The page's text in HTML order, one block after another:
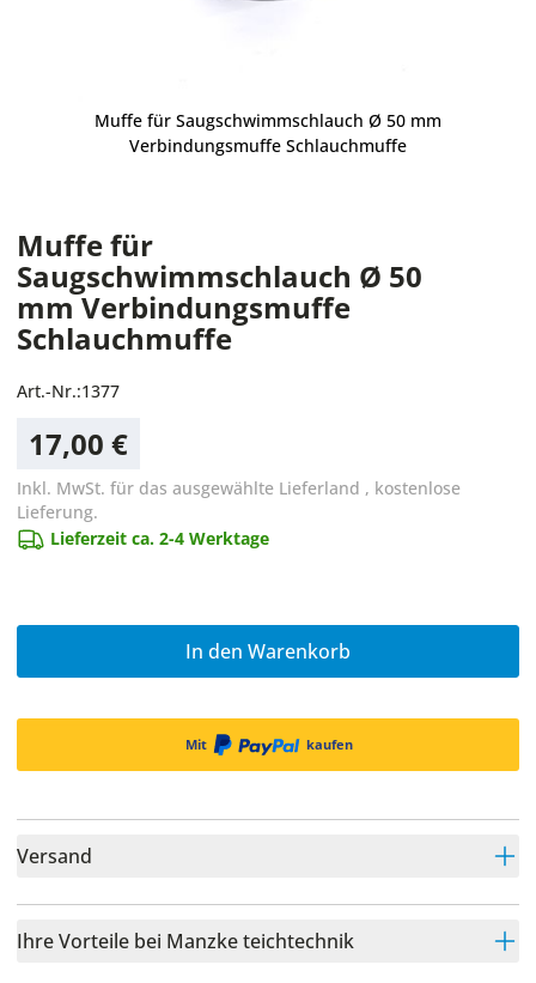
Muffe für Saugschwimmschlauch Ø 50 mm
Verbindungsmuffe Schlauchmuffe
Muffe für
Saugschwimmschlauch Ø 50
mm Verbindungsmuffe
Schlauchmuffe
Art.-Nr.:1377
17,00 €
Inkl. MwSt. für das ausgewählte Lieferland , kostenlose
Lieferung.
Lieferzeit ca. 2-4 Werktage
In den Warenkorb
Mit kaufen
Versand
Ihre Vorteile bei Manzke teichtechnik